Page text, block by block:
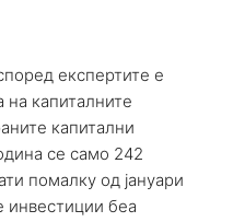
експертите е
на капиталните
капитални
се само 242
помалку од јануари
инвестиции беа